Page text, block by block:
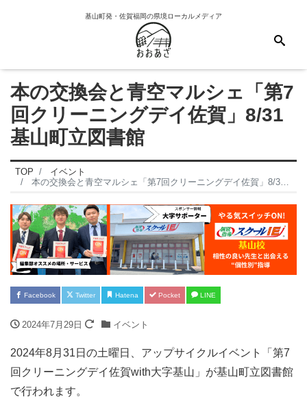
基山町発・佐賀福岡の県境ローカルメディア
本の交換会と青空マルシェ「第7
回クリーニングデイ佐賀」8/31
基山町立図書館
TOP
イベント
本の交換会と青空マルシェ「第7回クリーニングデイ佐賀」8/31 基山町立図書館
Facebook Twitter Hatena Pocket LINE
2024年7月29日 イベント
2024年8月31日の土曜日、アップサイクルイベント「第7
回クリーニングデイ佐賀with大字基山」が基山町立図書館
で行われます。